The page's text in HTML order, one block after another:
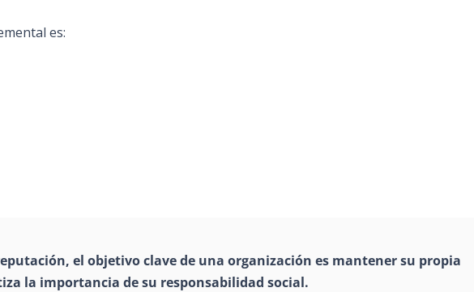
es:
el objetivo clave de una organización es mantener su propia
la importancia de su responsabilidad social.